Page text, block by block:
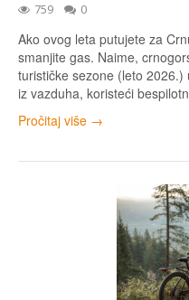
759 0
Ako ovog leta putujete za
smanjite gas. Naime,
turističke sezone (leto
iz vazduha, koristeći
Pročitaj više →